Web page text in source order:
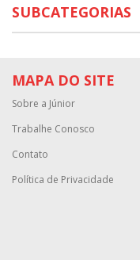
SUBCATEGORIAS
MAPA DO SITE
Sobre a Júnior
Trabalhe Conosco
Contato
Política de Privacidade